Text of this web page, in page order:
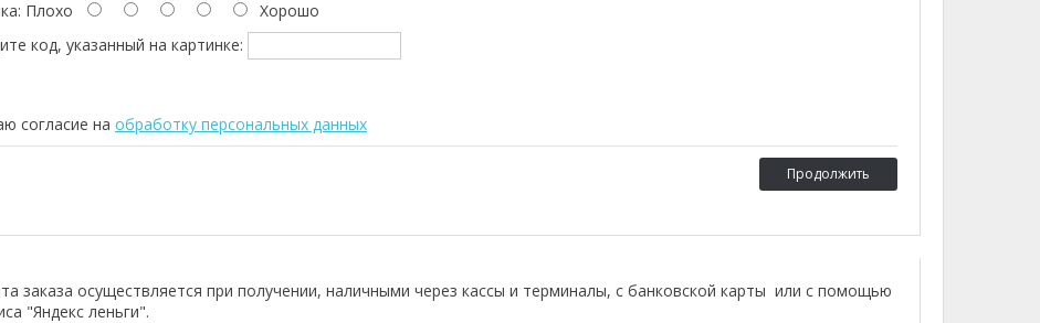
Плохо
Хорошо
код, указанный на картинке:
согласие на обработку персональных данных
Продолжить
заказа осуществляется при получении, наличными через кассы и терминалы, с банковской карты или с помощью
"Яндекс леньги".